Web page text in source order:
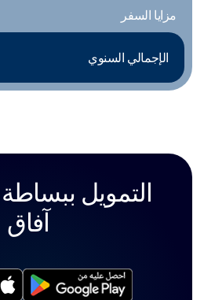
مزايا السفر
الإجمالي السنوي
التمويل ببساطة
آفاق